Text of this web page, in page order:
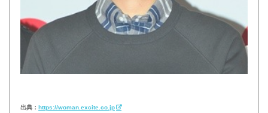
出典：https://woman.excite.co.jp